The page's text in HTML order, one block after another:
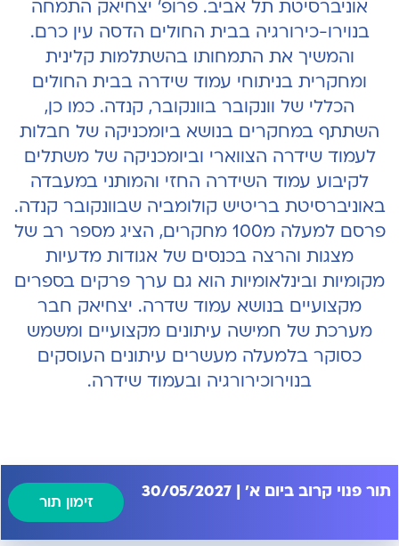
אוניברסיטת תל אביב. פרופ' יצחיאק התמחה
בנוירו-כירורגיה בבית החולים הדסה עין כרם.
והמשיך את התמחותו בהשתלמות קלינית
ומחקרית בניתוחי עמוד שידרה בבית החולים
הכללי של וונקובר בוונקובר, קנדה. כמו כן,
השתתף במחקרים בנושא ביומכניקה של חבלות
לעמוד שידרה הצווארי וביומכניקה של משתלים
לקיבוע עמוד השידרה החזי והמותני במעבדה
באוניברסיטת בריטיש קולומביה שבוונקובר קנדה.
פרסם למעלה מ100 מחקרים, הציג מספר רב של
מצגות והרצה בכנסים של אגודות מדעיות
מקומיות ובינלאומיות הוא גם ערך פרקים בספרים
מקצועיים בנושא עמוד שדרה. יצחיאק חבר
מערכת של חמישה עיתונים מקצועיים ומשמש
כסוקר בלמעלה מעשרים עיתונים העוסקים
בנוירוכירורגיה ובעמוד שידרה.
תור פנוי קרוב ביום א' | 30/05/2027
זימון תור